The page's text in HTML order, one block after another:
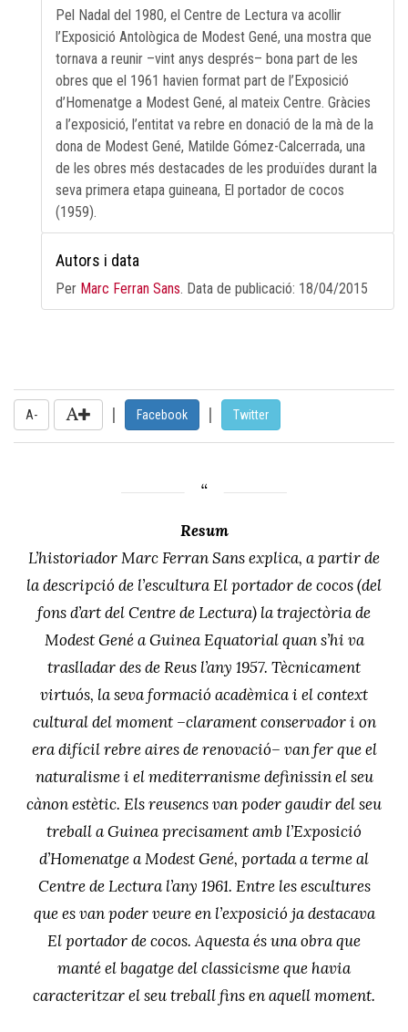
Pel Nadal del 1980, el Centre de Lectura va acollir
l’Exposició Antològica de Modest Gené, una mostra que
tornava a reunir –vint anys després– bona part de les
obres que el 1961 havien format part de l’Exposició
d’Homenatge a Modest Gené, al mateix Centre. Gràcies
a l’exposició, l’entitat va rebre en donació de la mà de la
dona de Modest Gené, Matilde Gómez-Calcerrada, una
de les obres més destacades de les produïdes durant la
seva primera etapa guineana, El portador de cocos
(1959).
Autors i data
Per Marc Ferran Sans. Data de publicació: 18/04/2015
A- | Facebook | Twitter
Resum
L’historiador Marc Ferran Sans explica, a partir de
la descripció de l’esculturaEl portador de cocos(del
fons d’art del Centre de Lectura) la trajectòria de
Modest Gené a Guinea Equatorial quan s’hi va
traslladar des de Reus l’any 1957. Tècnicament
virtuós, la seva formació acadèmica i el context
cultural del moment –clarament conservador i on
era difícil rebre aires de renovació– van fer que el
naturalisme i el mediterranisme definissin el seu
cànon estètic. Els reusencs van poder gaudir del seu
treball a Guinea precisament amb l’Exposició
d’Homenatge a Modest Gené, portada a terme al
Centre de Lectura l’any 1961. Entre les escultures
que es van poder veure en l’exposició ja destacava
El portador de cocos. Aquesta és una obra que
manté el bagatge del classicisme que havia
caracteritzar el seu treball fins en aquell moment.